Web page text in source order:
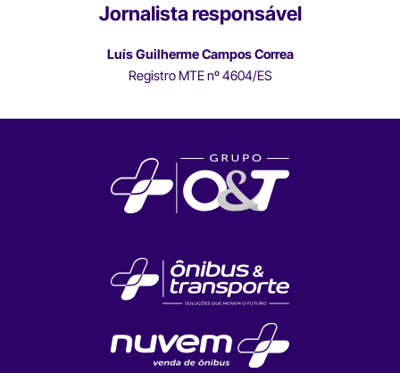
Jornalista responsável
Luís Guilherme Campos Correa
Registro MTE nº 4604/ES